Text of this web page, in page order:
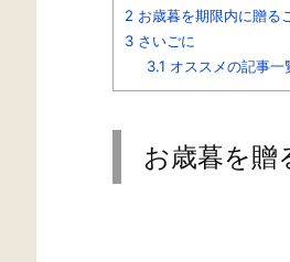
2 お歳暮を期限内に贈る
3 さいごに
3.1 オススメの記事一
お歳暮を贈